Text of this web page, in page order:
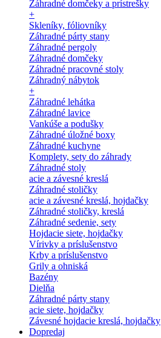
Záhradné domčeky a prístrešky
+
Skleníky, fóliovníky
Záhradné párty stany
Záhradné pergoly
Záhradné domčeky
Záhradné pracovné stoly
Záhradný nábytok
+
Záhradné lehátka
Záhradné lavice
Vankúše a podušky
Záhradné úložné boxy
Záhradné kuchyne
Komplety, sety do záhrady
Záhradné stoly
acie a závesné kreslá
Záhradné stoličky
acie a závesné kreslá, hojdačky
Záhradné stoličky, kreslá
Záhradné sedenie, sety
Hojdacie siete, hojdačky
Vírivky a príslušenstvo
Krby a príslušenstvo
Grily a ohniská
Bazény
Dielňa
Záhradné párty stany
acie siete, hojdačky
Závesné hojdacie kreslá, hojdačky
Dopredaj